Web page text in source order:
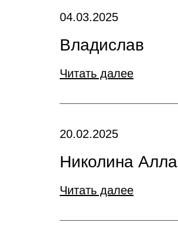
04.03.2025
Владислав
Читать далее
20.02.2025
Николина Алла
Читать далее